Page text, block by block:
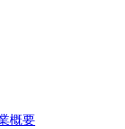
概要